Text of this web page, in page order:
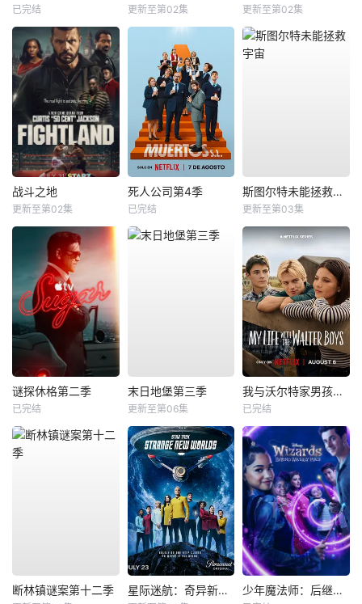
已完结 更新至第02集 更新至第02集
战斗之地
更新至第02集
死人公司第4季
已完结
斯图尔特未能拯救宇宙
更新至第03集
谜探休格第二季
已完结
末日地堡第三季
更新至第06集
我与沃尔特家男孩的生活第三季
已完结
断林镇谜案第十二季 星际迷航：奇异新世界第四季 少年魔法师：后继者第三季